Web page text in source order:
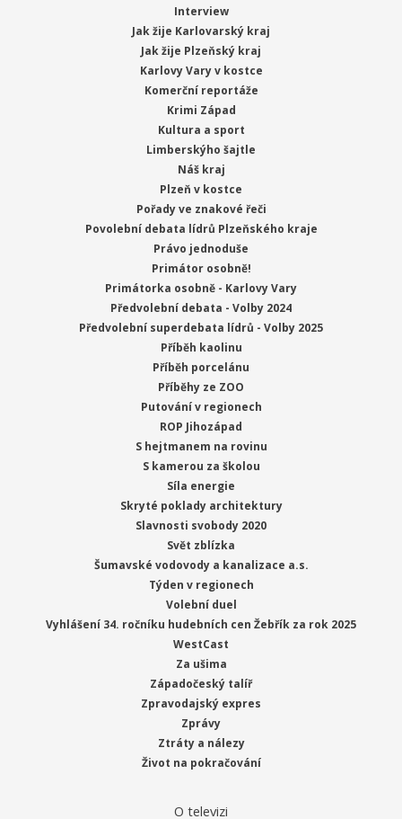
Interview
Jak žije Karlovarský kraj
Jak žije Plzeňský kraj
Karlovy Vary v kostce
Komerční reportáže
Krimi Západ
Kultura a sport
Limberskýho šajtle
Náš kraj
Plzeň v kostce
Pořady ve znakové řeči
Povolební debata lídrů Plzeňského kraje
Právo jednoduše
Primátor osobně!
Primátorka osobně - Karlovy Vary
Předvolební debata - Volby 2024
Předvolební superdebata lídrů - Volby 2025
Příběh kaolinu
Příběh porcelánu
Příběhy ze ZOO
Putování v regionech
ROP Jihozápad
S hejtmanem na rovinu
S kamerou za školou
Síla energie
Skryté poklady architektury
Slavnosti svobody 2020
Svět zblízka
Šumavské vodovody a kanalizace a.s.
Týden v regionech
Volební duel
Vyhlášení 34. ročníku hudebních cen Žebřík za rok 2025
WestCast
Za ušima
Západočeský talíř
Zpravodajský expres
Zprávy
Ztráty a nálezy
Život na pokračování
O televizi